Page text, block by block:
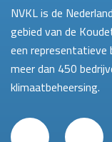
NVKL is de
gebied van de
een
meer dan 450
klimaatbeheersing.